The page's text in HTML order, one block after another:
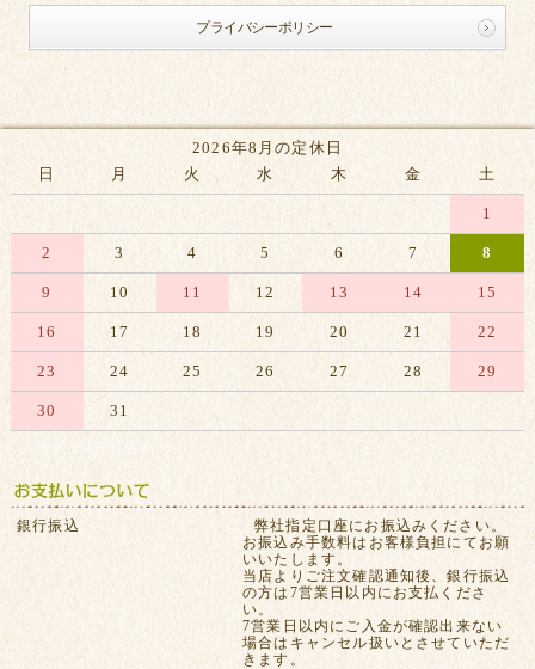
プライバシーポリシー
2026年8月の定休日
日
月 火 水 木 金 土
1
2 3 4 5 6 7 8
9 10 11 12 13 14 15
16 17 18 19 20 21 22
23 24 25 26 27 28 29
30 31
※赤字は休業日です
銀行振込
弊社指定口座にお振込みください。
お振込み手数料はお客様負担にてお願
いいたします。
当店よりご注文確認通知後、銀行振込
の方は7営業日以内にお支払くださ
い。
7営業日以内にご入金が確認出来ない
場合はキャンセル扱いとさせていただ
きます。